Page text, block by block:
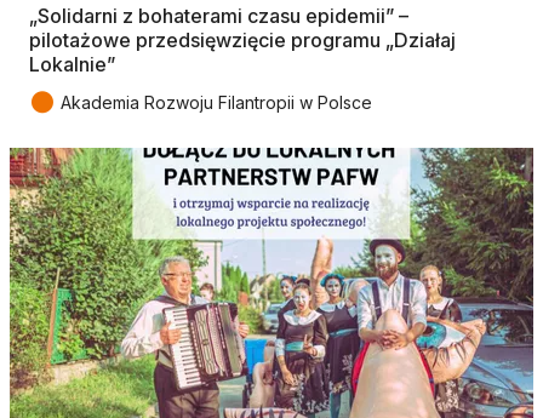
„Solidarni z bohaterami czasu epidemii” –
pilotażowe przedsięwzięcie programu „Działaj
Lokalnie”
● Akademia Rozwoju Filantropii w Polsce